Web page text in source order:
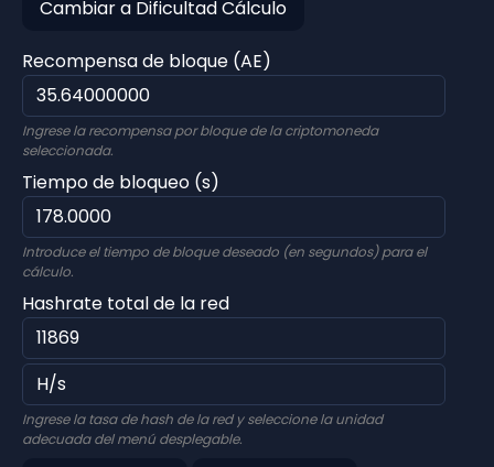
Cambiar a Dificultad Cálculo
Recompensa de bloque (AE)
Ingrese la recompensa por bloque de la criptomoneda
seleccionada.
Tiempo de bloqueo (s)
Introduce el tiempo de bloque deseado (en segundos) para el
cálculo.
Hashrate total de la red
Ingrese la tasa de hash de la red y seleccione la unidad
adecuada del menú desplegable.